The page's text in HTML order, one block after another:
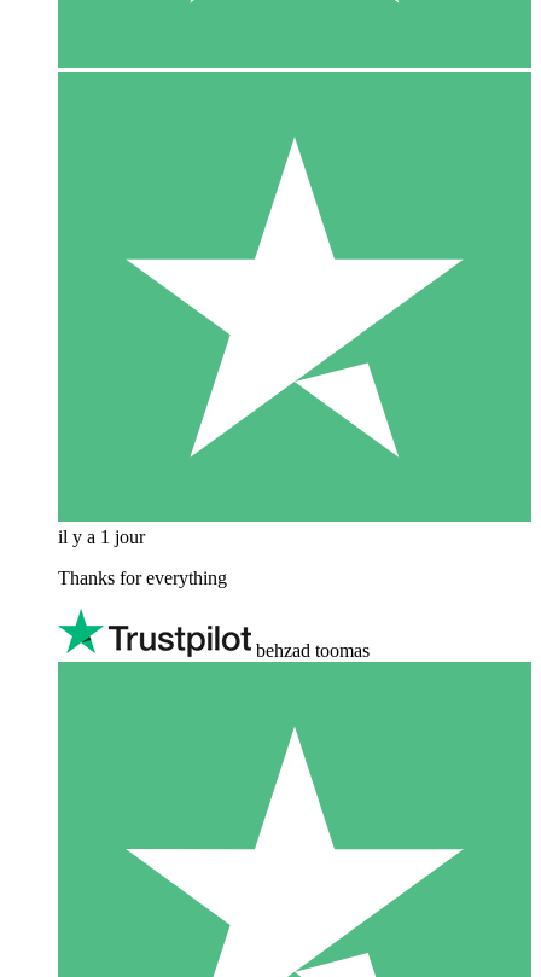
il y a 1 jour
Thanks for everything
behzad toomas